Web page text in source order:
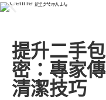
提升二手
密：專家
清潔技巧